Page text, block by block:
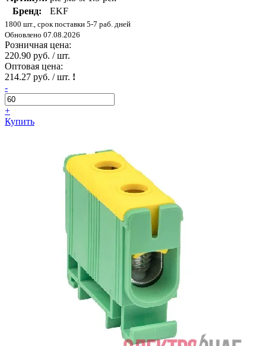
Бренд:
EKF
1800 шт., срок поставки 5-7 раб. дней
Обновлено 07.08.2026
Розничная цена:
220.90 руб. / шт.
Оптовая цена:
214.27 руб. / шт. !
-
+
Купить